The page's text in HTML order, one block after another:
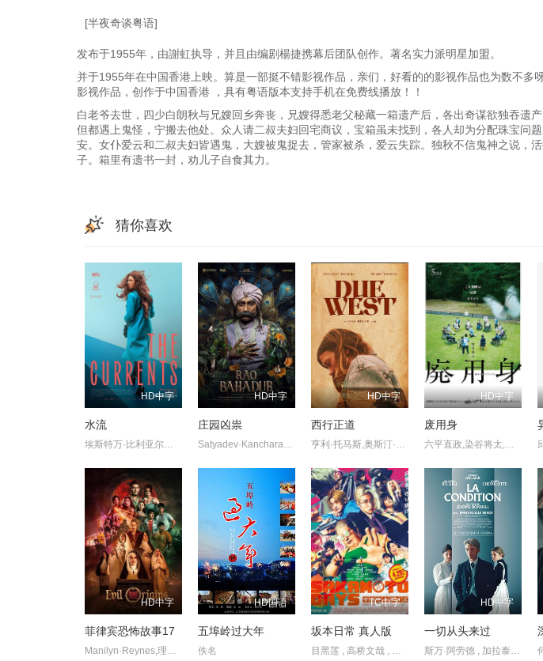
[半夜奇谈粤语]
发布于1955年，由謝虹执导，并且由编剧楊捷携幕后团队创作。著名实力派明星加盟。
并于1955年在中国香港上映。算是一部挺不错影视作品，亲们，好看的的影视作品也为数不多
影视作品，创作于中国香港 ，具有粤语版本支持手机在免费线播放！！
白老爷去世，四少白朗秋与兄嫂回乡奔丧，兄嫂得悉老父秘藏一箱遗产后，各出奇谋欲独吞遗
但都遇上鬼怪，宁搬去他处。众人请二叔夫妇回宅商议，宝箱虽未找到，各人却为分配珠宝
安。女仆爱云和二叔夫妇皆遇鬼，大嫂被鬼捉去，管家被杀，爱云失踪。独秋不信鬼神之说，
子。箱里有遗书一封，劝儿子自食其力。
猜你喜欢
HD中字
水流
埃斯特万·比利亚尔迪,伊莎贝尔·艾梅·冈萨蕾斯-索拉,萨拉·贝西奥,雅兹明·卡巴洛,艾玛·法约·杜阿尔特,埃内斯蒂娜·加蒂,克劳迪娅·桑切丝
HD中字
庄园凶祟
Satyadev·Kancharana,Deepa·Thomas,Anand·Bharathi
HD中字
西行正道
亨利·托马斯,奥斯汀·尼可斯,阿德琳妮·帕里奇,奥黛塔·安纳布尔,席亚拉·博拉沃,马特·劳里亚
HD中字
废用身
六平直政,染谷将太,泷内公美,北村有起哉,吉冈睦雄,中村映里子,广末哲万,中井友望
HD中字
菲律宾恐怖故事17
HD国语
五埠岭过大年
佚名
TC中字
坂本日常 真人版
HD中字
一切从头来过
斯万·阿劳德 , 加拉泰亚·贝露琪 , 路易丝·舍维约特 , 艾曼纽·德芙 , Aymeline Alix